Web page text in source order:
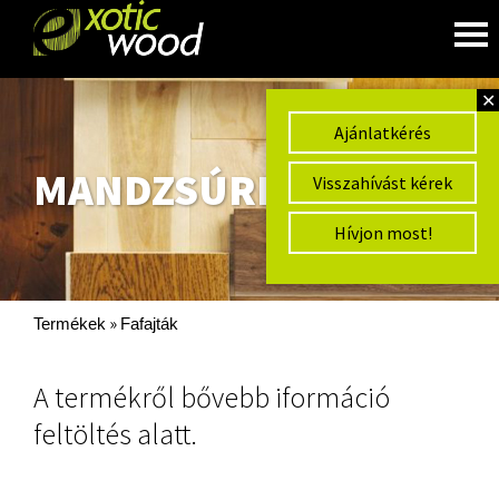
✕
Ajánlatkérés
Visszahívást kérek
Hívjon most!
MANDZSÚRIAI DIÓ
Termékek » Fafajták
A termékről bővebb iformáció
feltöltés alatt.